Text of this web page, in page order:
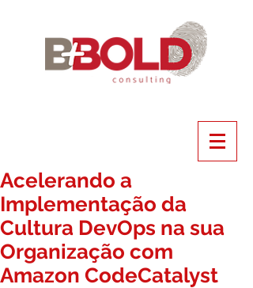
Acelerando a
Implementação da
Cultura DevOps na sua
Organização com
Amazon CodeCatalyst